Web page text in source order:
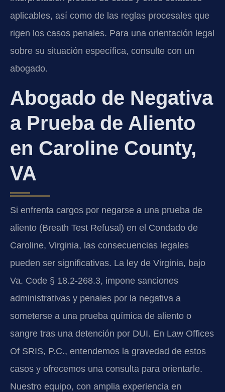
aplicables, así como de las reglas procesales que
rigen los casos penales. Para una orientación legal
sobre su situación específica, consulte con un
abogado.
Abogado de Negativa
a Prueba de Aliento
en Caroline County,
VA
Si enfrenta cargos por negarse a una prueba de
aliento (Breath Test Refusal) en el Condado de
Caroline, Virginia, las consecuencias legales
pueden ser significativas. La ley de Virginia, bajo
Va. Code § 18.2-268.3, impone sanciones
administrativas y penales por la negativa a
someterse a una prueba química de aliento o
sangre tras una detención por DUI. En Law Offices
Of SRIS, P.C., entendemos la gravedad de estos
casos y ofrecemos una consulta para orientarle.
Nuestro equipo, con amplia experiencia en